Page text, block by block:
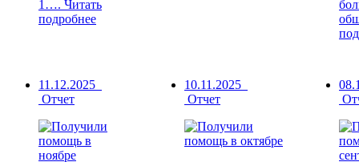
1…. Читать
подробнее
11.12.2025
Отчет
10.11.2025
Отчет